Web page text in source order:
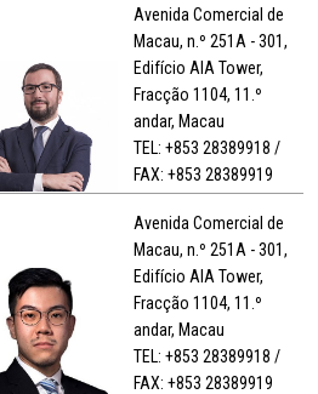
Avenida Comercial de
Macau, n.º 251A - 301,
Edifício AIA Tower,
Fracção 1104, 11.º
andar, Macau
TEL: +853 28389918 /
FAX: +853 28389919
Avenida Comercial de
Macau, n.º 251A - 301,
Edifício AIA Tower,
Fracção 1104, 11.º
andar, Macau
TEL: +853 28389918 /
FAX: +853 28389919